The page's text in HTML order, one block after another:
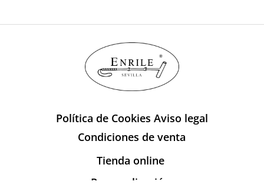
Política de Cookies Aviso legal
Condiciones de venta
Tienda online
Personalización